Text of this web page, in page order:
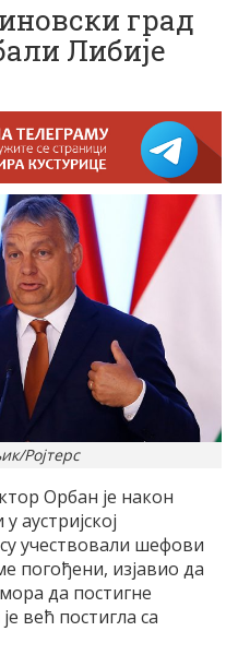
град
Либије
Ројтерс
Орбан је након
аустријској
учествовали шефови
погођени, изјавио да
да постигне
већ постигла са